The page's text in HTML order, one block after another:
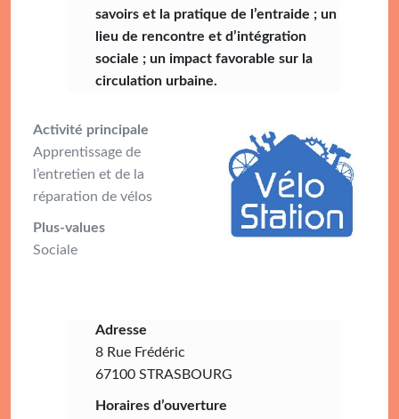
savoirs et la pratique de l’entraide ; un
lieu de rencontre et d’intégration
sociale ; un impact favorable sur la
circulation urbaine.
Activité principale
Apprentissage de
l’entretien et de la
réparation de vélos
Plus-values
Sociale
Adresse
8 Rue Frédéric
67100 STRASBOURG
Horaires d’ouverture